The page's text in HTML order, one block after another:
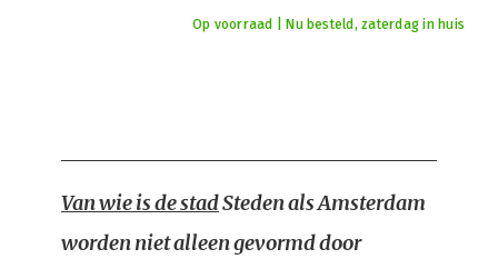
Op voorraad | Nu besteld, zaterdag in huis
Van wie is de stadSteden als Amsterdam
worden niet alleen gevormd door